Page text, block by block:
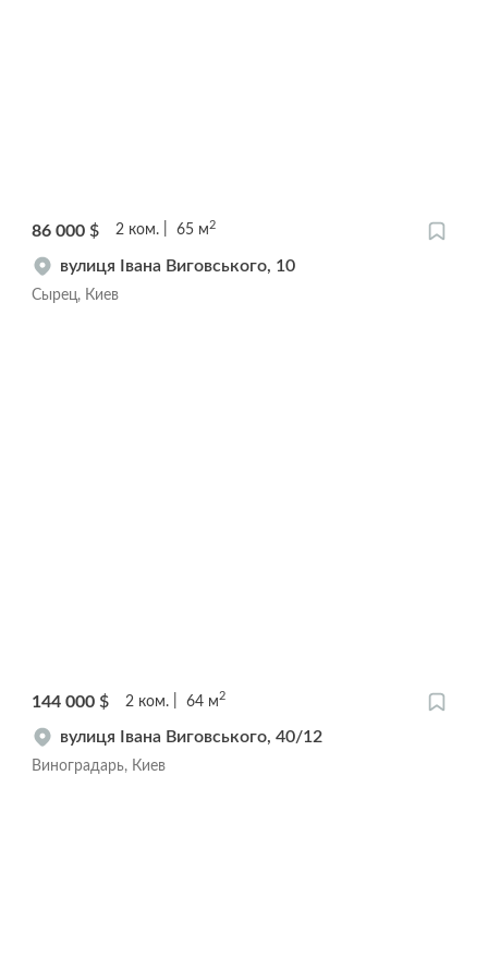
86 000 $ 2 ком. 65 м 2
вулиця Івана Виговського, 10
Сырец, Киев
144 000 $ 2 ком. 64 м2
вулиця Івана Виговського, 40/12
Виноградарь, Киев